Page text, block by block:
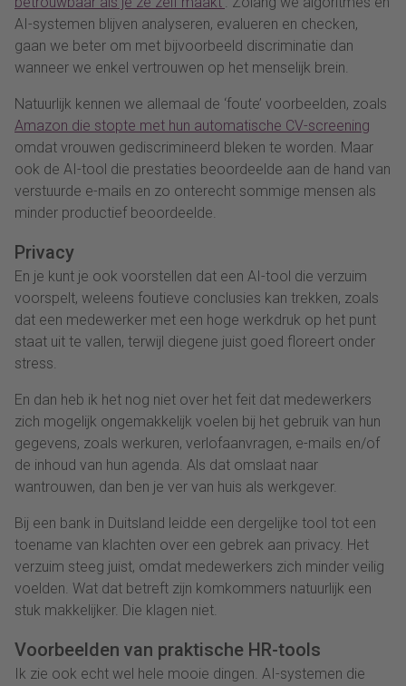
AI-systemen blijven analyseren, evalueren en checken,
gaan we beter om met bijvoorbeeld discriminatie dan
wanneer we enkel vertrouwen op het menselijk brein.
Natuurlijk kennen we allemaal de ‘foute’ voorbeelden, zoals
Amazon die stopte met hun automatische CV-screening
omdat vrouwen gediscrimineerd bleken te worden. Maar
ook de AI-tool die prestaties beoordeelde aan de hand van
verstuurde e-mails en zo onterecht sommige mensen als
minder productief beoordeelde.
Privacy
En je kunt je ook voorstellen dat een AI-tool die verzuim
voorspelt, weleens foutieve conclusies kan trekken, zoals
dat een medewerker met een hoge werkdruk op het punt
staat uit te vallen, terwijl diegene juist goed floreert onder
stress.
En dan heb ik het nog niet over het feit dat medewerkers
zich mogelijk ongemakkelijk voelen bij het gebruik van hun
gegevens, zoals werkuren, verlofaanvragen, e-mails en/of
de inhoud van hun agenda. Als dat omslaat naar
wantrouwen, dan ben je ver van huis als werkgever.
Bij een bank in Duitsland leidde een dergelijke tool tot een
toename van klachten over een gebrek aan privacy. Het
verzuim steeg juist, omdat medewerkers zich minder veilig
voelden. Wat dat betreft zijn komkommers natuurlijk een
stuk makkelijker. Die klagen niet.
Voorbeelden van praktische HR-tools
Ik zie ook echt wel hele mooie dingen. AI-systemen die